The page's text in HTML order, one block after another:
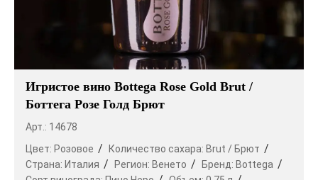
Игристое вино Bottega Rose Gold Brut /
Боттега Розе Голд Брют
Арт.: 14678
Цвет: Розовое Количество сахара: Brut / Брют
Страна: Италия Регион: Венето Бренд: Bottega